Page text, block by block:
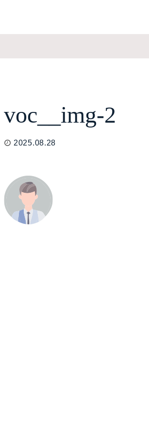
voc__img-2
2025.08.28